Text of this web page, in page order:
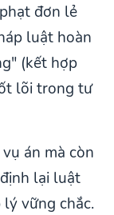
đơn lẻ
luật hoàn
(kết hợp
lõi trong tư
án mà còn
lại luật
vững chắc.